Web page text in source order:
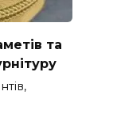
та